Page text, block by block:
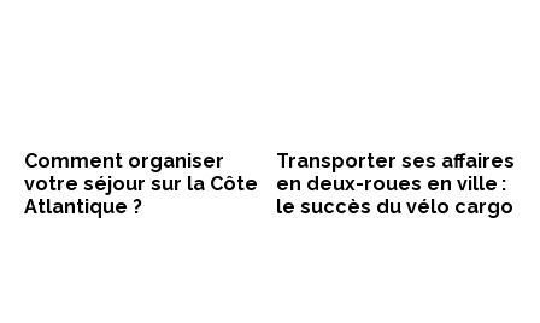
Comment organiser
votre séjour sur la Côte
Atlantique ?
Transporter ses affaires
en deux-roues en ville :
le succès du vélo cargo